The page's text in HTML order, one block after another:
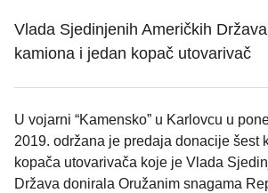
Vlada Sjedinjenih Američkih
kamiona i jedan kopač utovarivač
U vojarni “Kamensko” u Karlovcu u
2019. održana je predaja donacije šest
kopača utovarivača koje je Vlada
Država donirala Oružanim snagama